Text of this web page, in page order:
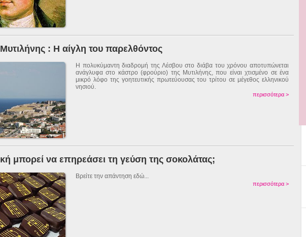
: Η αίγλη του παρελθόντος
Η πολυκύμαντη διαδρομή της Λέσβου στο διάβα του χρόνου αποτυπώνεται
ανάγλυφα στο κάστρο (φρούριο) της Μυτιλήνης, που είναι χτισμένο σε ένα
μικρό λόφο της γοητευτικής πρωτεύουσας του τρίτου σε μέγεθος ελληνικού
νησιού.
περισσότερα >
μπορεί να επηρεάσει τη γεύση της σοκολάτας;
Βρείτε την απάντηση εδώ...
περισσότερα >